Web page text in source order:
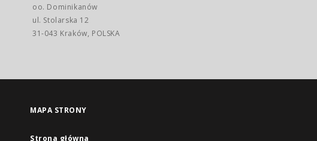
oo. Dominikanów
ul. Stolarska 12
31-043 Kraków, POLSKA
MAPA STRONY
Strona główna